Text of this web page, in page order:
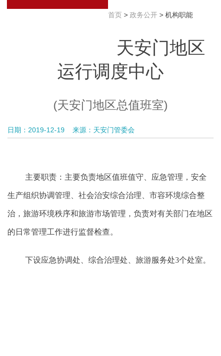
首页> 政务公开> 机构职能
天安门地区
运行调度中心
(天安门地区总值班室)
日期：2019-12-19 来源：天安门管委会
主要职责： 主要负责地区值班值守 、应急管理，安全
生产组织协调管理、社会治安综合治理、市容环境综合整
治，旅游环境秩序和旅游市场管理，负责对有关部门在地区
的日常管理工作进行监督检查。
下设应急协调处、综合治理处、旅游服务处3个处室。